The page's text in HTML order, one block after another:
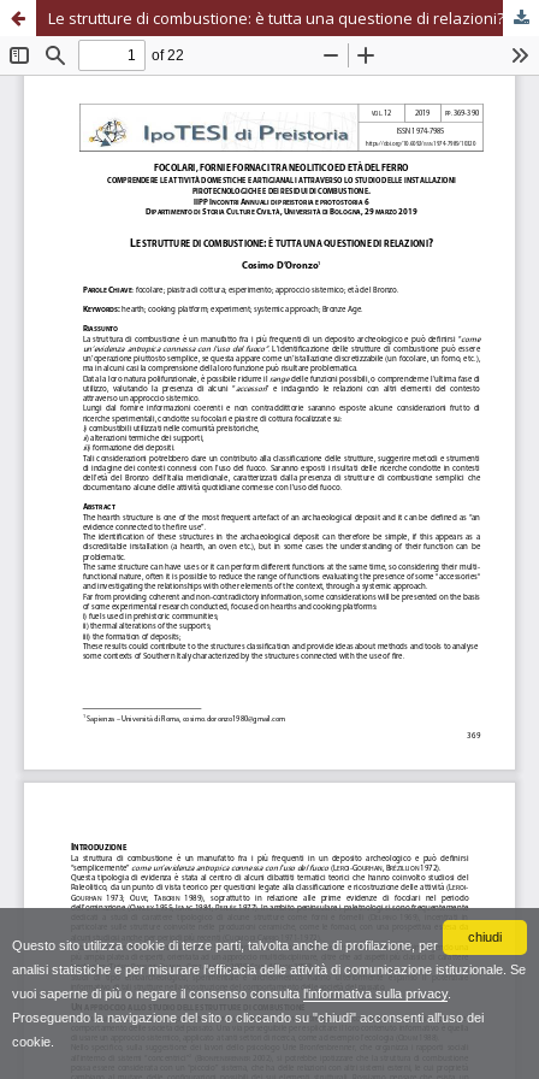
chiudi
Questo sito utilizza cookie di terze parti, talvolta anche di profilazione, per
analisi statistiche e per misurare l'efficacia delle attività di comunicazione istituzionale. Se
vuoi saperne di più o negare il consenso consulta l'informativa sulla privacy.
Proseguendo la navigazione del sito o cliccando su "chiudi" acconsenti all'uso dei
cookie.
Le strutture di combustione: è tutta una questione di relazioni?